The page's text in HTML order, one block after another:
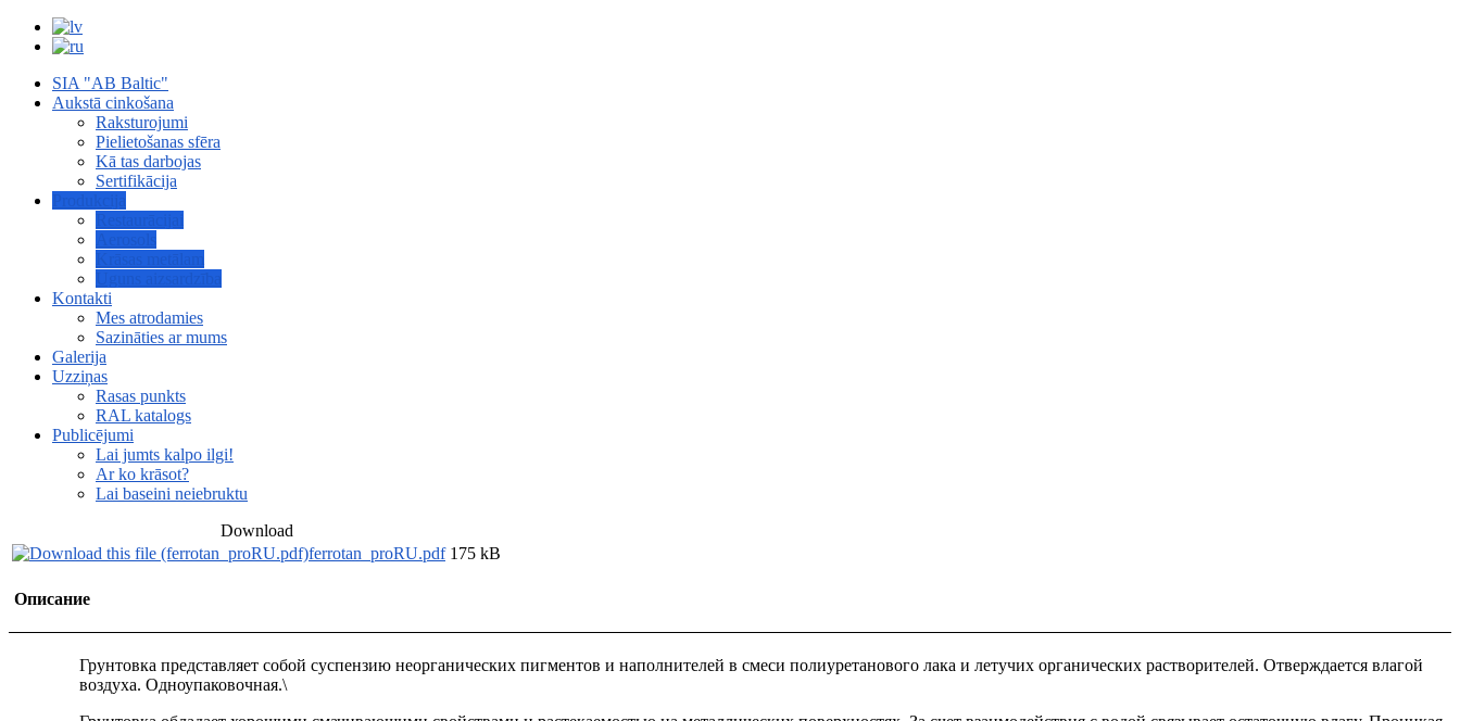
SIA "AB Baltic"
Aukstā cinkošana
Raksturojumi
Pielietošanas sfēra
Kā tas darbojas
Sertifikācija
Kontakti
Mes atrodamies
Sazināties ar mums
Galerija
Uzziņas
Rasas punkts
RAL katalogs
Publicējumi
Lai jumts kalpo ilgi!
Ar ko krāsot?
Lai baseini neiebruktu
Download
ferrotan_proRU.pdf 175 kB
Описание
Грунтовка представляет собой суспензию неорганических пигментов и наполнителей в смеси полиуретанового лака и летучих органических растворителей. Отверждается влагой
воздуха. Одноупаковочная.\